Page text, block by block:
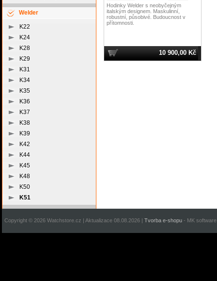
Welder
K22
K24
K28
K29
K31
K34
K35
K36
K37
K38
K39
K42
K44
K45
K48
K50
K51
Hodinky Welder s neobyčejným
italským designem. Maskulinní,
robustní, působivé. Budoucnost v
přítomnosti.
10 900,00 Kč
Copyright © 2026 Watchstore.cz | Aktualizace 08.08.2026 | Tvorba e-shopu - MK